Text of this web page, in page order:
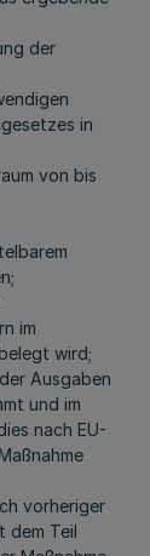
der
in
von bis
im
wird;
Ausgaben
und im
nach EU-
vorheriger
dem Teil